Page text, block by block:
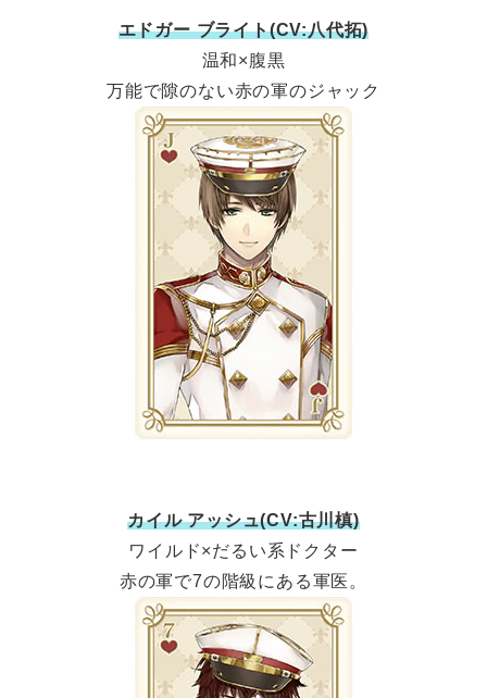
エドガー ブライト(CV:八代拓)
温和×腹黒
万能で隙のない赤の軍のジャック
カイル アッシュ(CV:古川槙)
ワイルド×だるい系ドクター
赤の軍で7の階級にある軍医。